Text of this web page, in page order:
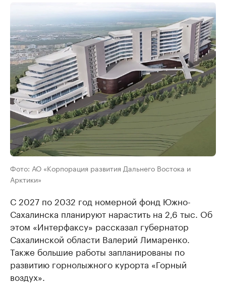
Фото: АО «Корпорация развития Дальнего Востока и
Арктики»
С 2027 по 2032 год номерной фонд Южно-
Сахалинска планируют нарастить на 2,6 тыс. Об
этом «Интерфаксу» рассказал губернатор
Сахалинской области Валерий Лимаренко.
Также большие работы запланированы по
развитию горнолыжного курорта «Горный
воздух».